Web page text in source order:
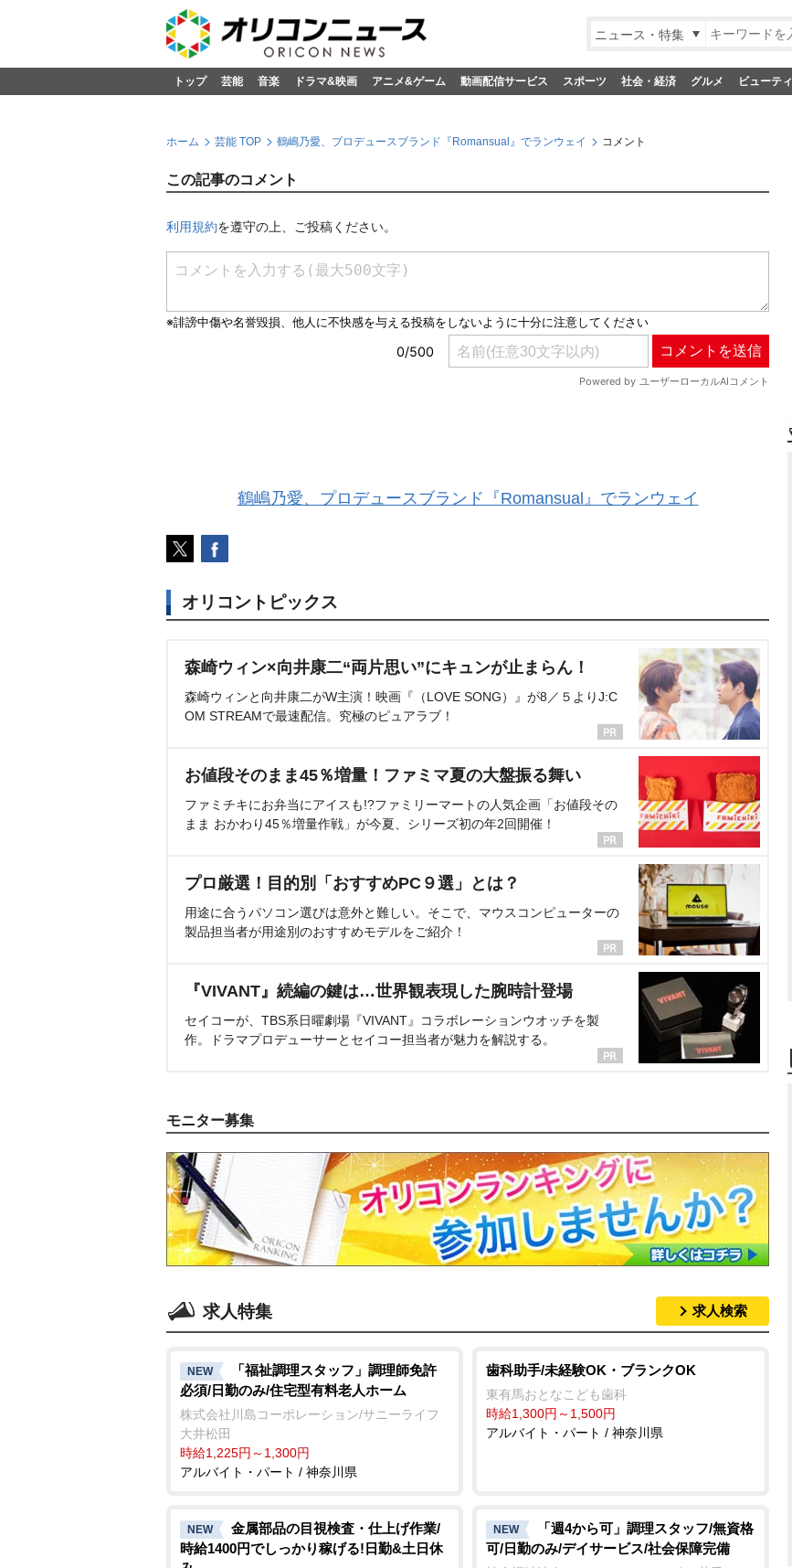
ニュース・特集
トップ 芸能 音楽 ドラマ&映画 アニメ&ゲーム 動画配信サービス スポーツ 社会・経済 グルメ ビューティ
ホーム 芸能 TOP 鶴嶋乃愛、プロデュースブランド『Romansual』でランウェイ コメント
この記事のコメント
利用規約を遵守の上、ご投稿ください。
鶴嶋乃愛、プロデュースブランド『Romansual』でランウェイ
オリコントピックス
森崎ウィン×向井康二“両片思い”にキュンが止まらん！
森崎ウィンと向井康二がW主演！映画『（LOVE SONG）』が8／５よりJ:C
OM STREAMで最速配信。究極のピュアラブ！
お値段そのまま45％増量！ファミマ夏の大盤振る舞い
ファミチキにお弁当にアイスも!?ファミリーマートの人気企画「お値段その
まま おかわり45％増量作戦」が今夏、シリーズ初の年2回開催！
プロ厳選！目的別「おすすめPC９選」とは？
用途に合うパソコン選びは意外と難しい。そこで、マウスコンピューターの
製品担当者が用途別のおすすめモデルをご紹介！
『VIVANT』続編の鍵は…世界観表現した腕時計登場
セイコーが、TBS系日曜劇場『VIVANT』コラボレーションウオッチを製
作。ドラマプロデューサーとセイコー担当者が魅力を解説する。
モニター募集
求人特集 求人検索
NEW
「福祉調理スタッフ」調理師免許
必須/日勤のみ/住宅型有料老人ホーム
株式会社川島コーポレーション/サニーライフ
大井松田
時給1,225円～1,300円
アルバイト・パート / 神奈川県
歯科助手/未経験OK・ブランクOK
東有馬おとなこども歯科
時給1,300円～1,500円
アルバイト・パート / 神奈川県
NEW
金属部品の目視検査・仕上げ作業/
時給1400円でしっかり稼げる!日勤&土日休
NEW
「週4から可」調理スタッフ/無資格
可/日勤のみ/デイサービス/社会保障完備